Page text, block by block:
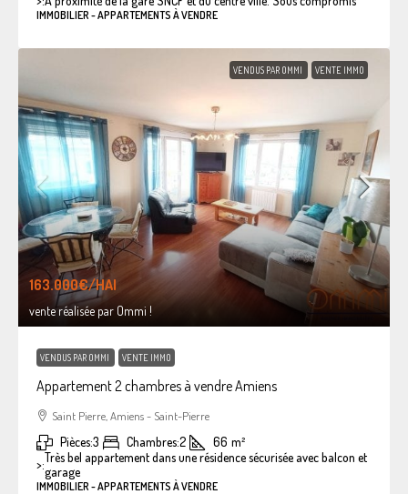
IMMOBILIER - APPARTEMENTS À VENDRE
VENDUS PAR OMMI VENTE IMMO
163.000€/HAI
vente réalisée par Ommi !
VENDUS PAR OMMI VENTE IMMO
Appartement 2 chambres à vendre Amiens
Saint Pierre, Amiens - Saint-Pierre
Pièces:3 Chambres:2 66 m²
>:Très bel appartement dans une résidence sécurisée avec balcon et
garage
IMMOBILIER - APPARTEMENTS À VENDRE